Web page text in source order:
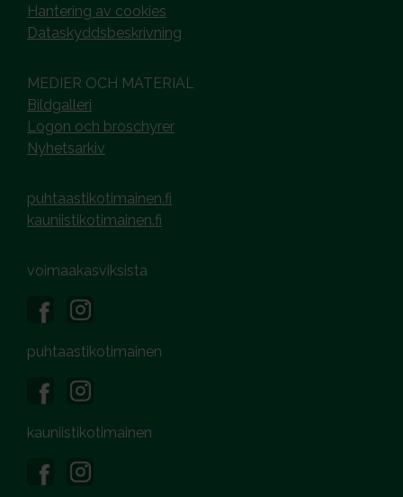
Hantering av cookies
Dataskyddsbeskrivning
MEDIER OCH MATERIAL
Bildgalleri
Logon och broschyrer
Nyhetsarkiv
puhtaastikotimainen.fi
kauniistikotimainen.fi
voimaakasviksista
puhtaastikotimainen
kauniistikotimainen